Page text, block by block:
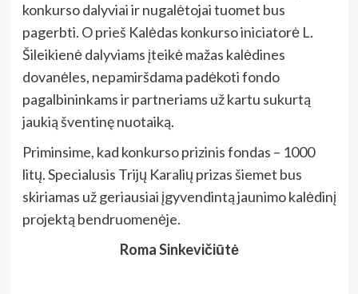
konkurso dalyviai ir nugalėtojai tuomet bus
pagerbti. O prieš Kalėdas konkurso iniciatorė L.
Šileikienė dalyviams įteikė mažas kalėdines
dovanėles, nepamiršdama padėkoti fondo
pagalbininkams ir partneriams už kartu sukurtą
jaukią šventinę nuotaiką.
Priminsime, kad konkurso prizinis fondas – 1000
litų. Specialusis Trijų Karalių prizas šiemet bus
skiriamas už geriausiai įgyvendintą jaunimo kalėdinį
projektą bendruomenėje.
Roma Sinkevičiūtė